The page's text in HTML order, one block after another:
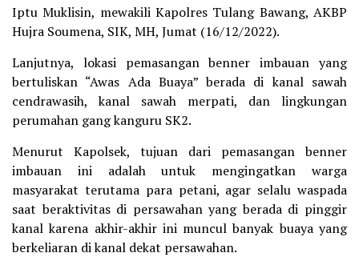
Iptu Muklisin, mewakili Kapolres Tulang Bawang, AKBP
Hujra Soumena, SIK, MH, Jumat (16/12/2022).
Lanjutnya, lokasi pemasangan benner imbauan yang
bertuliskan “Awas Ada Buaya” berada di kanal sawah
cendrawasih, kanal sawah merpati, dan lingkungan
perumahan gang kanguru SK2.
Menurut Kapolsek, tujuan dari pemasangan benner
imbauan ini adalah untuk mengingatkan warga
masyarakat terutama para petani, agar selalu waspada
saat beraktivitas di persawahan yang berada di pinggir
kanal karena akhir-akhir ini muncul banyak buaya yang
berkeliaran di kanal dekat persawahan.